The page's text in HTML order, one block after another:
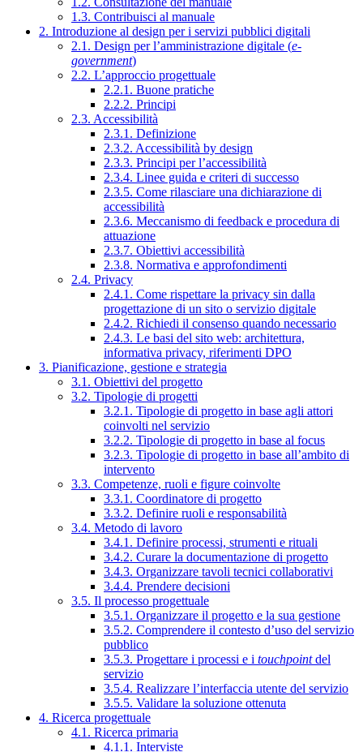
1.3. Contribuisci al manuale
2. Introduzione al design per i servizi pubblici digitali
2.1. Design per l’amministrazione digitale (e-
government)
2.2. L’approccio progettuale
2.2.1. Buone pratiche
2.2.2. Principi
2.3. Accessibilità
2.3.1. Definizione
2.3.2. Accessibilità by design
2.3.3. Principi per l’accessibilità
2.3.4. Linee guida e criteri di successo
2.3.5. Come rilasciare una dichiarazione di
accessibilità
2.3.6. Meccanismo di feedback e procedura di
attuazione
2.3.7. Obiettivi accessibilità
2.3.8. Normativa e approfondimenti
2.4. Privacy
2.4.1. Come rispettare la privacy sin dalla
progettazione di un sito o servizio digitale
2.4.2. Richiedi il consenso quando necessario
2.4.3. Le basi del sito web: architettura,
informativa privacy, riferimenti DPO
3. Pianificazione, gestione e strategia
3.1. Obiettivi del progetto
3.2. Tipologie di progetti
3.2.1. Tipologie di progetto in base agli attori
coinvolti nel servizio
3.2.2. Tipologie di progetto in base al focus
3.2.3. Tipologie di progetto in base all’ambito di
intervento
3.3. Competenze, ruoli e figure coinvolte
3.3.1. Coordinatore di progetto
3.3.2. Definire ruoli e responsabilità
3.4. Metodo di lavoro
3.4.1. Definire processi, strumenti e rituali
3.4.2. Curare la documentazione di progetto
3.4.3. Organizzare tavoli tecnici collaborativi
3.4.4. Prendere decisioni
3.5. Il processo progettuale
3.5.1. Organizzare il progetto e la sua gestione
3.5.2. Comprendere il contesto d’uso del servizio
pubblico
3.5.3. Progettare i processi e i touchpointdel
servizio
3.5.4. Realizzare l’interfaccia utente del servizio
3.5.5. Validare la soluzione ottenuta
4. Ricerca progettuale
4.1. Ricerca primaria
4.1.1. Interviste